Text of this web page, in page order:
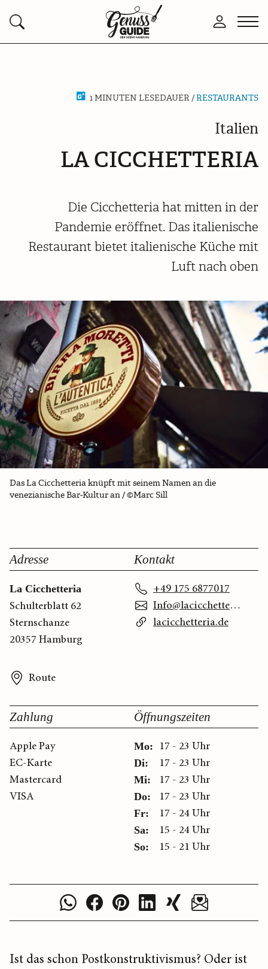
Suchen
Zurück
zur
Anmelden
1 MINUTEN LESEDAUER /RESTAURANTS
Italien
LA CICCHETTERIA
Die Cicchetteria hat mitten in der
Pandemie eröffnet. Das italienische
Restaurant bietet italienische Küche mit
Luft nach oben
Das La Cicchetteria knüpft mit seinem Namen an die
venezianische Bar-Kultur an / ©Marc Sill
Adresse
La Cicchetteria
Schulterblatt 62
Sternschanze
20357 Hamburg
Route
Kontakt
+49 175 6877017
Info@lacicchetteria.de
lacicchetteria.de
Zahlung
Apple Pay
EC-Karte
Mastercard
VISA
Öffnungszeiten
Mo: 17 - 23 Uhr
Di: 17 - 23 Uhr
Mi: 17 - 23 Uhr
Do: 17 - 23 Uhr
Fr: 17 - 24 Uhr
Sa: 15 - 24 Uhr
So: 15 - 21 Uhr
Ist das schon Postkonstruktivismus? Oder ist